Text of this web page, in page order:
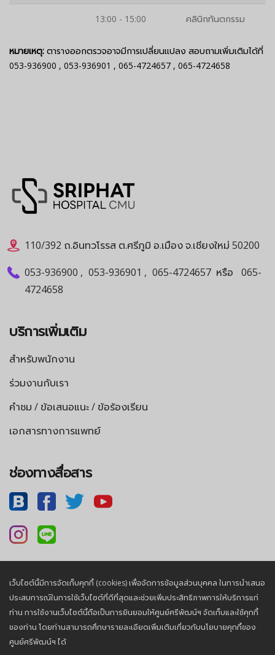
13:00 - 15:00 คลินิกทันตกรรม
หมายเหตุ: ตารางออกตรวจอาจมีการเปลี่ยนแปลง สอบถามเพิ่มเติมได้ที่
053-936900 , 053-936901 , 065-4724657 , 065-4724658
110/392 ถ.อินทวโรรส ต.ศรีภูมิ อ.เมือง จ.เชียงใหม่ 50200
053-936900 , 053-936901 , 065-4724657 หรือ
065-
4724658
บริการเพิ่มเติม
สำหรับพนักงาน
ร่วมงานกับเรา
คำชม / ข้อเสนอแนะ / ข้อร้องเรียน
เอกสารทางการแพทย์
ช่องทางสื่อสาร
นโยบายความเป็นส่วนตัว |นโยบายคุกกี้
© 2026, Sriphat Medical Center. All Rights Reserved.
เว็บไซต์นี้มีการจัดเก็บคุกกี้ (cookies) เพื่อจัดการข้อมูลส่วนบุคคล ในการนำเสนอ
ประสบการณ์ในการใช้เว็บไซต์ที่ดีที่สุดและช่วยเพิ่มประสิทธิภาพการให้บริการแก่
ท่าน การใช้งานเว็บไซต์นี้ถือเป็นการยินยอมให้ศูนย์ศรีพัฒน์ฯ จัดเก็บและใช้คุกกี้
ของท่าน โดยท่านสามารถศึกษารายละเอียดเพิ่มเติมเกี่ยวกับนโยบายคุกกี้ของ
ศูนย์ศรีพัฒน์ฯ ได้